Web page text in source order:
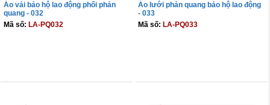
Áo vải bảo hộ lao động phối phản
quang - 032
Mã số: LA-PQ032
Áo lưới phản quang bảo hộ lao động
- 033
Mã số: LA-PQ033